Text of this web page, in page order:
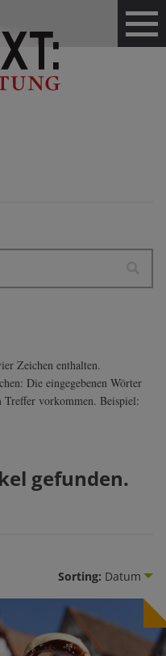
Zeichen enthalten.
Die eingegebenen Wörter
Treffer vorkommen. Beispiel:
gefunden.
Sorting: Datum